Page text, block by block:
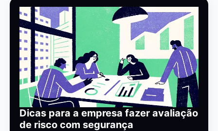
Dicas para a empresa fazer avaliação
de risco com segurança